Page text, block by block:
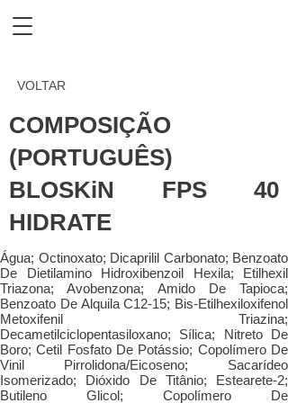
VOLTAR
COMPOSIÇÃO
(PORTUGUÊS)
BLOSKiN FPS 40
HIDRATE
Água; Octinoxato; Dicaprilil Carbonato; Benzoato
De Dietilamino Hidroxibenzoil Hexila; Etilhexil
Triazona; Avobenzona; Amido De Tapioca;
Benzoato De Alquila C12-15; Bis-Etilhexiloxifenol
Metoxifenil Triazina;
Decametilciclopentasiloxano; Sílica; Nitreto De
Boro; Cetil Fosfato De Potássio; Copolímero De
Vinil Pirrolidona/Eicoseno; Sacarídeo
Isomerizado; Dióxido De Titânio; Estearete-2;
Butileno Glicol; Copolímero De